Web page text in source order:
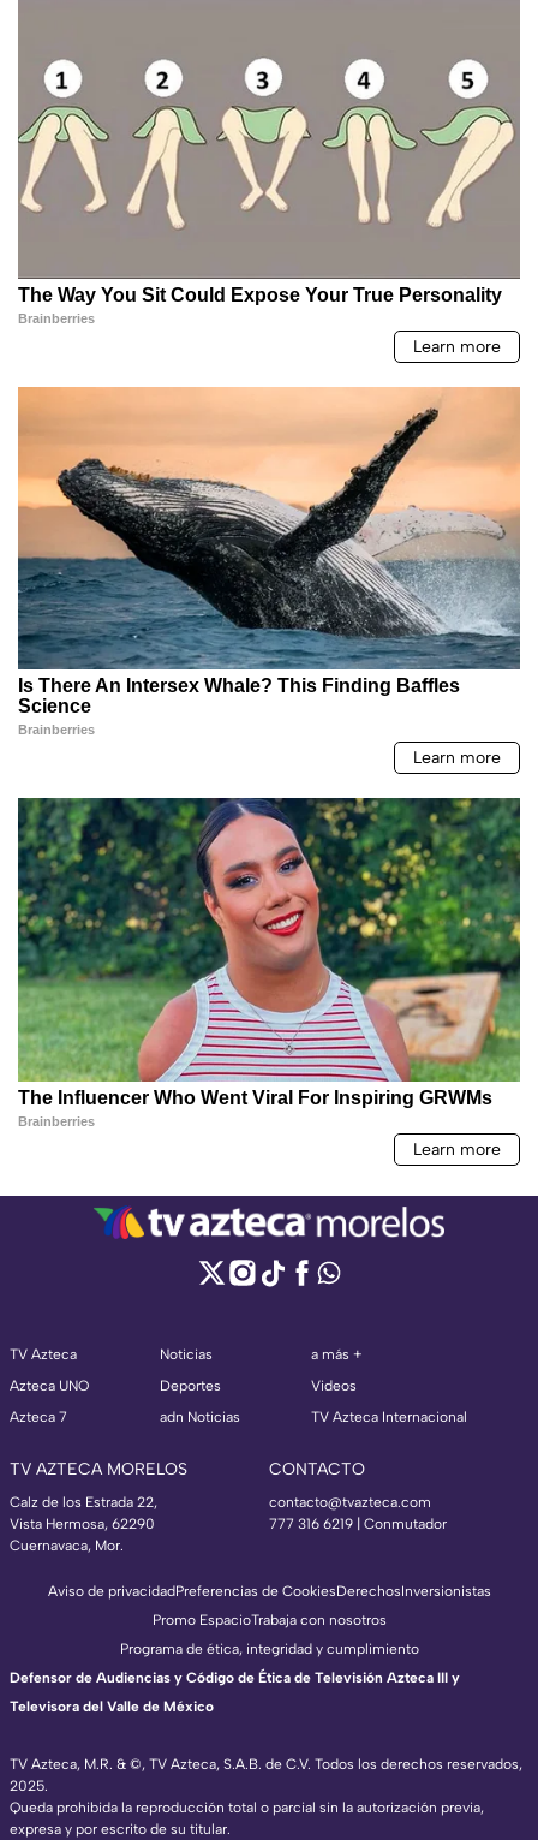
TV Azteca
Azteca UNO
Azteca 7
Noticias
Deportes
adn Noticias
a más +
Videos
TV Azteca Internacional
TV AZTECA MORELOS
Calz de los Estrada 22,
Vista Hermosa, 62290
Cuernavaca, Mor.
CONTACTO
contacto@tvazteca.com
777 316 6219 | Conmutador
TV Azteca, M.R. & ©, TV Azteca, S.A.B. de C.V. Todos los derechos reservados,
2025.
Queda prohibida la reproducción total o parcial sin la autorización previa,
expresa y por escrito de su titular.
Aviso de privacidadPreferencias de CookiesDerechosInversionistas
Promo EspacioTrabaja con nosotros
Programa de ética, integridad y cumplimiento
Defensor de Audiencias y Código de Ética de Televisión Azteca III y
Televisora del Valle de México